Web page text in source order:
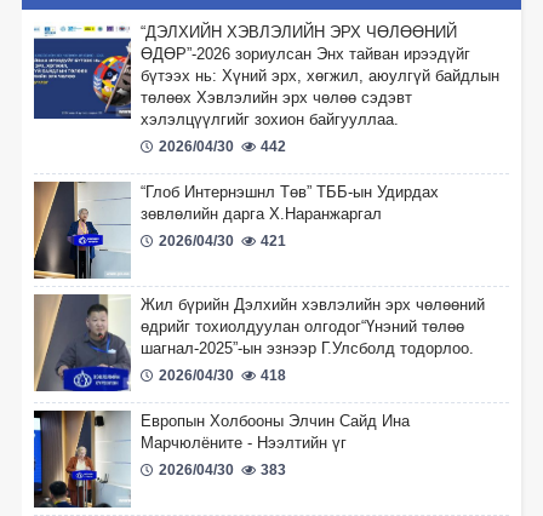
“ДЭЛХИЙН ХЭВЛЭЛИЙН ЭРХ ЧӨЛӨӨНИЙ
ӨДӨР”-2026 зориулсан Энх тайван ирээдүйг
бүтээх нь: Хүний эрх, хөгжил, аюулгүй байдлын
төлөөх Хэвлэлийн эрх чөлөө сэдэвт
хэлэлцүүлгийг зохион байгууллаа.
2026/04/30 442
“Глоб Интернэшнл Төв” ТББ-ын Удирдах
зөвлөлийн дарга Х.Наранжаргал
2026/04/30 421
Жил бүрийн Дэлхийн хэвлэлийн эрх чөлөөний
өдрийг тохиолдуулан олгодог“Үнэний төлөө
шагнал-2025”-ын эзнээр Г.Улсболд тодорлоо.
2026/04/30 418
Европын Холбооны Элчин Сайд Ина
Марчюлёните - Нээлтийн үг
2026/04/30 383